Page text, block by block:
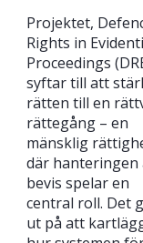
Projektet,
Rights in
Proceedings
syftar till att
rätten till en
rättegång – en
mänsklig
där hanteringen
bevis spelar en
central roll. Det
ut på att